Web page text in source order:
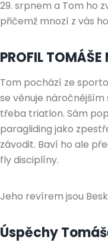
29. srpnem a Tom ho
přičemž mnozí z vás
PROFIL TOMÁŠE
Tom pochází ze
se věnuje
třeba triatlon. Sám
paragliding jako
závodit. Baví ho ale
fly disciplíny.
Jeho revírem jsou
Úspěchy